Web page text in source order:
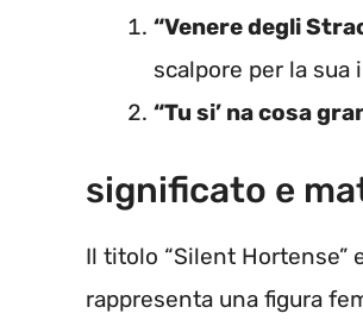
“Venere degli
scalpore per la
“Tu si’ na cosa
significato e
Il titolo “Silent Hortense”
rappresenta una figura